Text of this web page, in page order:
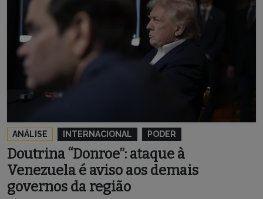
ANÁLISE INTERNACIONAL PODER
Doutrina “Donroe”: ataque à
Venezuela é aviso aos demais
governos da região